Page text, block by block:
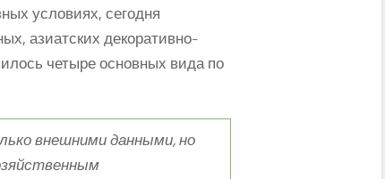
условиях, сегодня
азиатских декоративно-
четыре основных вида по
внешними данными, но